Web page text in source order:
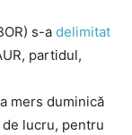
s-a delimitat
partidul,
mers duminică
lucru, pentru